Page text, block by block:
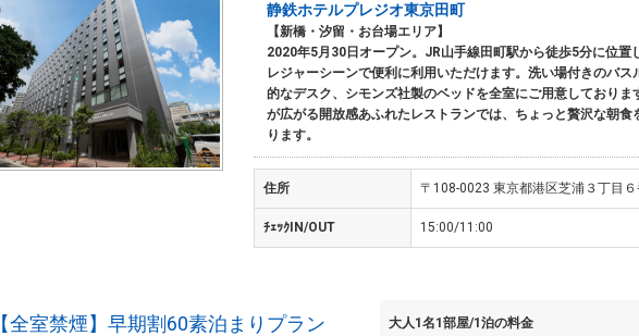
静鉄ホテルプレジオ東京田町
【新橋・汐留・お台場エリア】
2020年5月30日オープン。JR山手線田町駅から徒歩5分に位置
レジャーシーンで便利に利用いただけます。洗い場付きのバス
的なデスク、シモンズ社製のベッドを全室にご用意しておりま
が広がる開放感あふれたレストランでは、ちょっと贅沢な朝食
ります。
住所 〒108-0023 東京都港区芝浦３丁目
ﾁｪｯｸIN/OUT 15:00/11:00
【全室禁煙】早期割60素泊まりプラン 大人1名1部屋/1泊の料金